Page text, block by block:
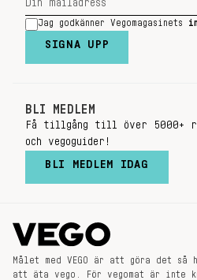
Jag godkänner Vegomagasinets
SIGNA UPP
BLI MEDLEM
Få tillgång till över 5000+
och vegoguider!
BLI MEDLEM IDAG
Målet med VEGO är att göra det
att äta vego. För vegomat är